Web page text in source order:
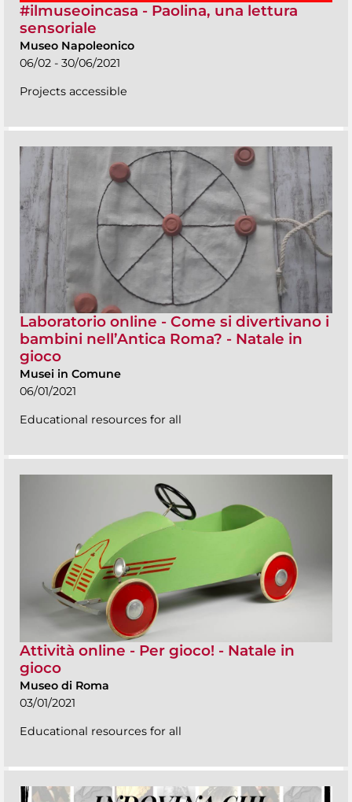
#ilmuseoincasa - Paolina, una lettura
sensoriale
Museo Napoleonico
06/02 - 30/06/2021
Projects accessible
Laboratorio online - Come si divertivano i
bambini nell’Antica Roma? - Natale in
gioco
Musei in Comune
06/01/2021
Educational resources for all
Attività online - Per gioco! - Natale in
gioco
Museo di Roma
03/01/2021
Educational resources for all